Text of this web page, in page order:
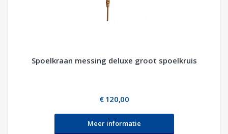
Spoelkraan messing deluxe groot spoelkruis
€ 120,00
Meer informatie